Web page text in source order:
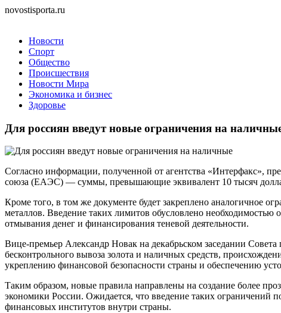
novostisporta.ru
Новости
Спорт
Общество
Происшествия
Новости Мира
Экономика и бизнес
Здоровье
Для россиян введут новые ограничения на
Согласно информации, полученной от агентства «Интерфакс»,
союза (ЕАЭС) — суммы, превышающие эквивалент 10 тысяч
Кроме того, в том же документе будет закреплено аналогичное
металлов. Введение таких лимитов обусловлено
отмывания денег и финансирования теневой деятельности.
Вице-премьер Александр Новак на декабрьском заседании
бесконтрольного вывоза золота и наличных средств,
укреплению финансовой безопасности страны и обеспечению
Таким образом, новые правила направлены на создание более
экономики России. Ожидается, что введение таких ограничений
финансовых институтов внутри страны.